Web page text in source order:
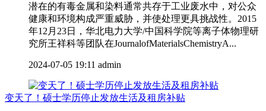
潜在的有毒金属和染料通常共存于工业废水中，对公众
健康和环境构成严重威胁，并使处理更具挑战性。2015
年12月23日，华北电力大学/中国科学院等离子体物理研
究所王祥科等团队在JournalofMaterialsChemistryA...
2024-07-05 19:11 admin
变天了！硕士学历停止发放生活及租房补贴